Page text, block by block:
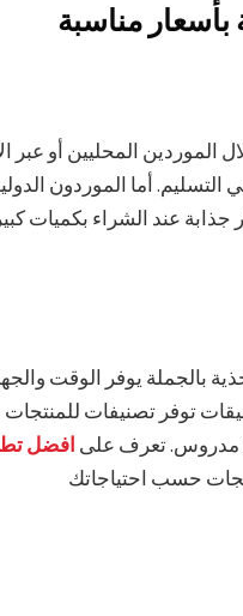
مناسبة
الموردين المحليين أو عبر
أما الموردون
عند الشراء بكميات
بالجملة يوفر الوقت
توفر تصنيفات
مدروس. تعرف على افضل